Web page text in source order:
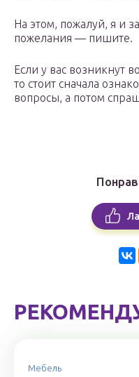
На этом, пожалуй, я и
пожелания — пишите.
Если у вас возникнут
то стоит сначала
вопросы, а потом
Мебель